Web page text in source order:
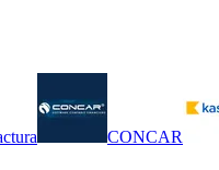
CONCAR